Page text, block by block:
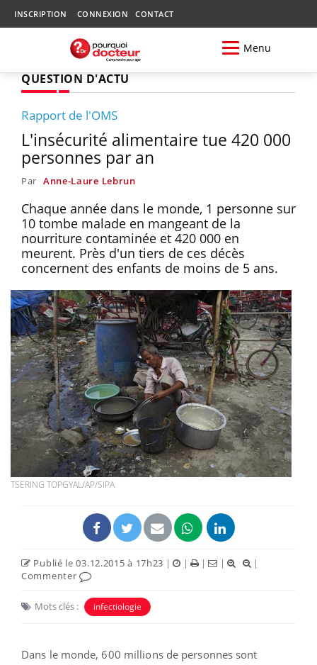
INSCRIPTION CONNEXION CONTACT
Menu
QUESTION D'ACTU
Rapport de l'OMS
L'insécurité alimentaire tue 420 000
personnes par an
Par Anne-Laure Lebrun
Chaque année dans le monde, 1 personne sur
10 tombe malade en mangeant de la
nourriture contaminée et 420 000 en
meurent. Près d'un tiers de ces décès
concernent des enfants de moins de 5 ans.
TSERING TOPGYAL/AP/SIPA
Publié le 03.12.2015 à 17h23 | | | |
|
Commenter
Mots clés : infectiologie
Dans le monde, 600 millions de personnes sont